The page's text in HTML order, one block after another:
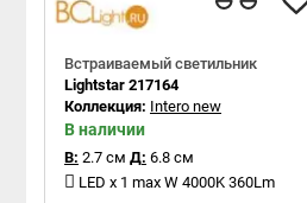
Встраиваемый светильник
Lightstar 217164
Коллекция: Intero new
В наличии
В: 2.7 см Д: 6.8 см
LED x 1 max W 4000K 360Lm